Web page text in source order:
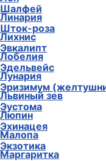
Шалфей
Шток-роза
Эвкалипт
Эдельвейс
Эризимум
Эустома
Эхинацея
Экзотика
Линария
Лихнис
Лобелия
Лунария
Львиный зев
Люпин
Малопа
Маргаритка